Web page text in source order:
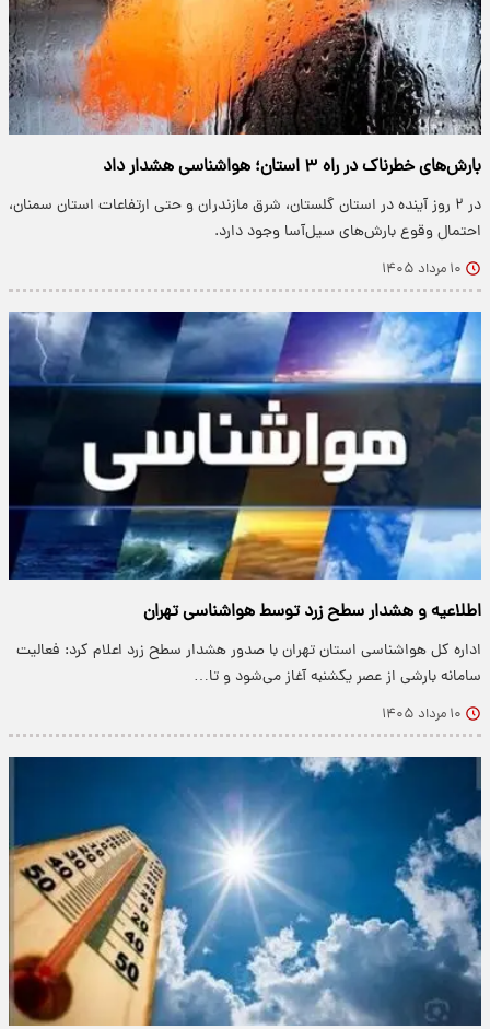
بارش‌های خطرناک در راه ۳ استان؛ هواشناسی هشدار داد
در ۲ روز آینده در استان گلستان، شرق مازندران و حتی ارتفاعات استان سمنان،
احتمال وقوع بارش‌های سیل‌آسا وجود دارد.
۱۰ مرداد ۱۴۰۵
اطلاعیه و هشدار سطح زرد توسط هواشناسی تهران
اداره کل هواشناسی استان تهران با صدور هشدار سطح زرد اعلام کرد: فعالیت
سامانه بارشی از عصر یکشنبه آغاز می‌شود و تا…
۱۰ مرداد ۱۴۰۵